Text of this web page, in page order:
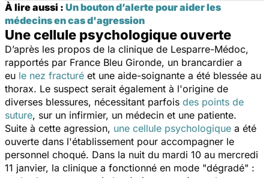
À lire aussi : Un bouton d’alerte pour aider les
médecins en cas d'agression
Une cellule psychologique ouverte
D’après les propos de la clinique de Lesparre-Médoc,
rapportés par France Bleu Gironde, un brancardier a
eu le nez fracturé et une aide-soignante a été blessée au
thorax. Le suspect serait également à l'origine de
diverses blessures, nécessitant parfois des points de
suture, sur un infirmier, un médecin et une patiente.
Suite à cette agression, une cellule psychologique a été
ouverte dans l'établissement pour accompagner le
personnel choqué. Dans la nuit du mardi 10 au mercredi
11 janvier, la clinique a fonctionné en mode "dégradé" :